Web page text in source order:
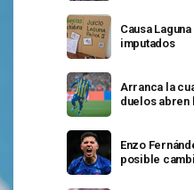
Causa
imputados
Arranca la
duelos abren
Enzo
posible